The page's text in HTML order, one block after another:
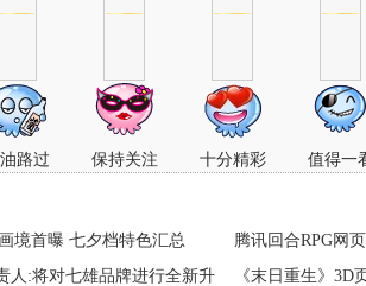
路过 保持关注 十分精彩 值得一
境首曝 七夕档特色汇总
腾讯回合RPG网
人:将对七雄品牌进行全新升
《末日重生》3D